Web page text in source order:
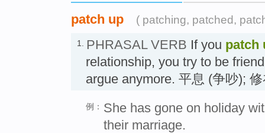
patch up ( patching, patched,
1. PHRASAL VERB If you patch
relationship, you try to be
argue anymore. 平息 (争吵);
例： She has gone on holiday
their marriage.